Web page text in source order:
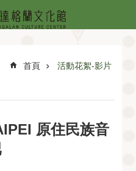
首頁 活動花絮-影片
原住民族音